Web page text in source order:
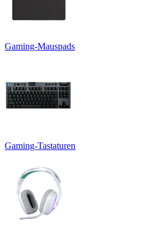
Gaming-Mauspads
Gaming-Tastaturen